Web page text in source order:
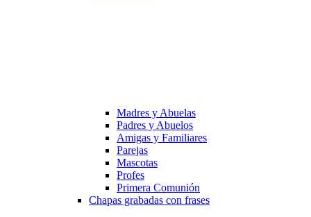
Madres y Abuelas
Padres y Abuelos
Amigas y Familiares
Parejas
Mascotas
Profes
Primera Comunión
Chapas grabadas con frases